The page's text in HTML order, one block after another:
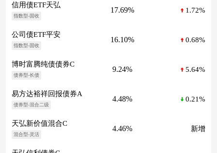
信用债ETF天弘
指数型-固收
17.69% 1.72%
公司债ETF平安
指数型-固收
16.10% 0.68%
博时富腾纯债债券C
债券型-长债
9.24% 5.64%
易方达裕祥回报债券A
债券型-混合二级
4.48% 0.21%
天弘新价值混合C
混合型-灵活
4.46% 新增